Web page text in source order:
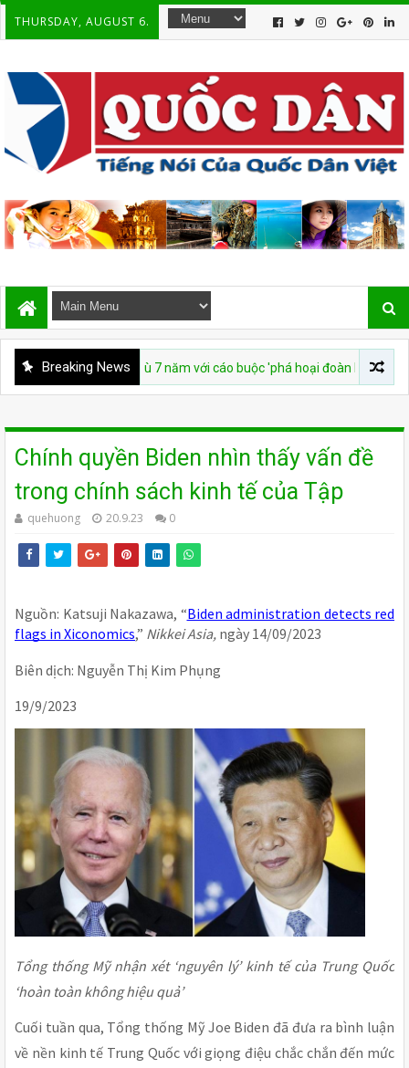
THURSDAY, AUGUST 6.
Breaking News
Ayun bị xử tù 7 năm với cáo buộc 'phá hoại đoàn kết dân tộc'
Chính quyền Biden nhìn thấy vấn đề
trong chính sách kinh tế của Tập
quehuong 20.9.23 0
Nguồn: Katsuji Nakazawa, “Biden administration detects red
flags in Xiconomics,” Nikkei Asia, ngày 14/09/2023
Biên dịch: Nguyễn Thị Kim Phụng
19/9/2023
Tổng thống Mỹ nhận xét ‘nguyên lý’ kinh tế của Trung Quốc
‘hoàn toàn không hiệu quả’
Cuối tuần qua, Tổng thống Mỹ Joe Biden đã đưa ra bình luận
về nền kinh tế Trung Quốc với giọng điệu chắc chắn đến mức